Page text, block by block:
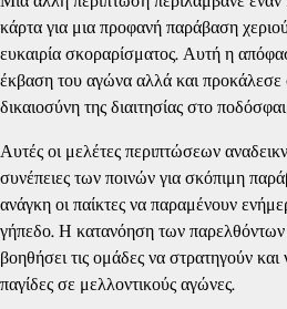
κάρτα για μια προφανή παράβαση
ευκαιρία σκοραρίσματος. Αυτή η
έκβαση του αγώνα αλλά και προκάλεσε
δικαιοσύνη της διαιτησίας στο
Αυτές οι μελέτες περιπτώσεων
συνέπειες των ποινών για σκόπιμη
ανάγκη οι παίκτες να παραμένουν
γήπεδο. Η κατανόηση των παρελθόντων
βοηθήσει τις ομάδες να στρατηγούν
παγίδες σε μελλοντικούς αγώνες.